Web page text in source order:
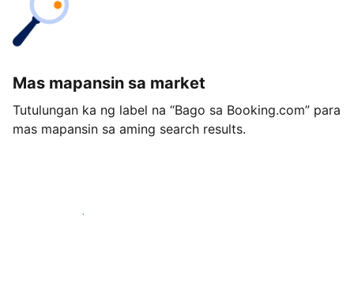
Mas mapansin sa market
Tutulungan ka ng label na “Bago sa Booking.com” para
mas mapansin sa aming search results.
Magsimula ngayon